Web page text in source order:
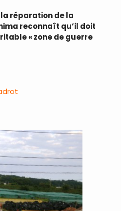
réparation de la
reconnaît qu’il doit
« zone de guerre